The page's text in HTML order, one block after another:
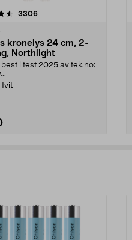
3306anmeldelser
kronelys 24 cm, 2-
Northlight
best i test 2025 av tek.no:
Hvit
4.5 av 5 stjerner